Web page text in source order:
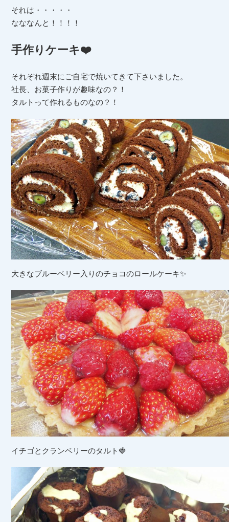
それは・・・・・
なななんと！！！！
手作りケーキ❤️
それぞれ週末にご自宅で焼いてきて下さいました。
社長、お菓子作りが趣味なの？！
タルトって作れるものなの？！
大きなブルーベリー入りのチョコのロールケーキ✨
イチゴとクランベリーのタルト🍓